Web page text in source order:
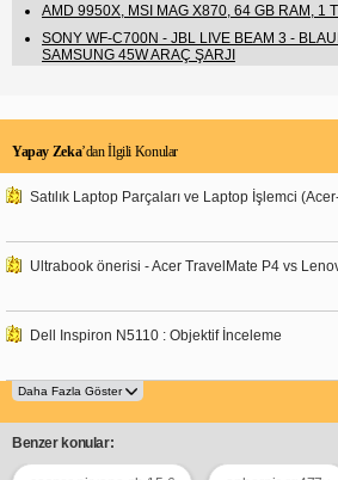
AMD 9950X, MSI MAG X870, 64 GB RAM, 1
SONY WF-C700N - JBL LIVE BEAM 3 -
SAMSUNG 45W ARAÇ ŞARJI
Yapay Zeka’dan İlgili Konular
Satılık Laptop Parçaları ve Laptop İşlemci
Ultrabook önerisi - Acer TravelMate P4 vs
Dell Inspiron N5110 : Objektif İnceleme
Benzer konular: